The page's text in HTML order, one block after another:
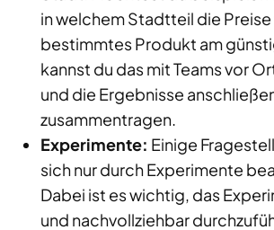
in welchem Stadtteil die Preise
bestimmtes Produkt am
kannst du das mit Teams vor
und die Ergebnisse
zusammentragen.
Experimente: Einige
sich nur durch Experimente
Dabei ist es wichtig, das
und nachvollziehbar